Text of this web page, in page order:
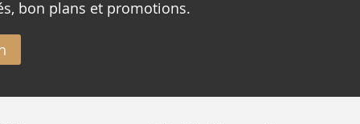
bon plans et promotions.